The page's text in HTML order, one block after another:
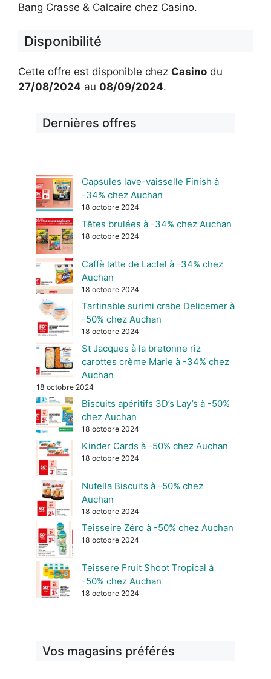
Bang Crasse & Calcaire chez Casino.
Disponibilité
Cette offre est disponible chez Casino du
27/08/2024 au 08/09/2024.
Dernières offres
Capsules lave-vaisselle Finish à
-34% chez Auchan
18 octobre 2024
Têtes brulées à -34% chez Auchan
18 octobre 2024
Caffè latte de Lactel à -34% chez
Auchan
18 octobre 2024
Tartinable surimi crabe Delicemer à
-50% chez Auchan
18 octobre 2024
St Jacques à la bretonne riz
carottes crème Marie à -34% chez
Auchan
18 octobre 2024
Biscuits apéritifs 3D’s Lay’s à -50%
chez Auchan
18 octobre 2024
Kinder Cards à -50% chez Auchan
18 octobre 2024
Nutella Biscuits à -50% chez
Auchan
18 octobre 2024
Teisseire Zéro à -50% chez Auchan
18 octobre 2024
Teissere Fruit Shoot Tropical à
-50% chez Auchan
18 octobre 2024
Vos magasins préférés